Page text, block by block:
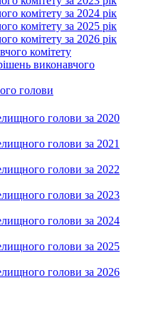
комітету за 2024 рік
комітету за 2025 рік
комітету за 2026 рік
комітету
виконавчого
голови
голови за 2020
голови за 2021
голови за 2022
голови за 2023
голови за 2024
голови за 2025
голови за 2026